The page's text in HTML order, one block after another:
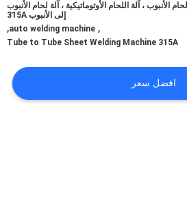
لحام الأنبوب ، آلة اللحام الأوتوماتيكية ، آلة لحام الأنبوب
إلى الأنبوب 315A
,
auto welding machine
,
Tube to Tube Sheet Welding Machine 315A
افضل سعر